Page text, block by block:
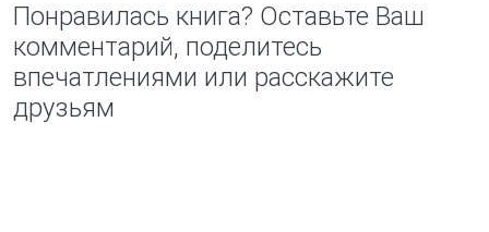
Понравилась книга? Оставьте Ваш
комментарий, поделитесь
впечатлениями или расскажите
друзьям